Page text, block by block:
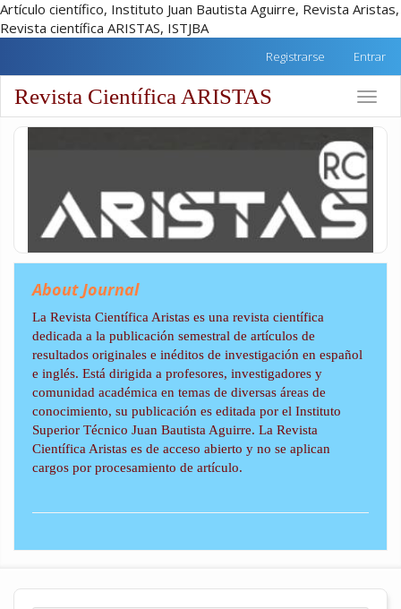
Artículo científico, Instituto Juan Bautista Aguirre, Revista Aristas,
Revista científica ARISTAS, ISTJBA
Registrarse Entrar
Toggle
Revista Científica ARISTAS
About Journal
La Revista Científica Aristas es una revista científica
dedicada a la publicación semestral de artículos de
resultados originales e inéditos de investigación en español
e inglés. Está dirigida a profesores, investigadores y
comunidad académica en temas de diversas áreas de
conocimiento, su publicación es editada por el Instituto
Superior Técnico Juan Bautista Aguirre. La Revista
Científica Aristas es de acceso abierto y no se aplican
cargos por procesamiento de artículo.